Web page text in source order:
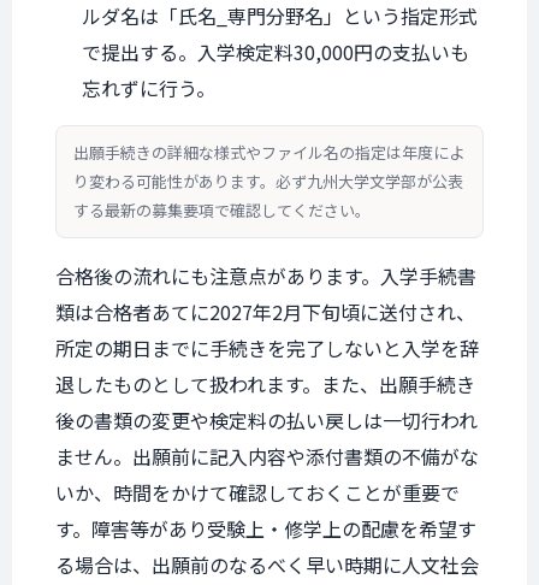
ルダ名は「氏名_専門分野名」という指定形式
で提出する。入学検定料30,000円の支払いも
忘れずに行う。
出願手続きの詳細な様式やファイル名の指定は年度によ
り変わる可能性があります。必ず九州大学文学部が公表
する最新の募集要項で確認してください。
合格後の流れにも注意点があります。入学手続書
類は合格者あてに2027年2月下旬頃に送付され、
所定の期日までに手続きを完了しないと入学を辞
退したものとして扱われます。また、出願手続き
後の書類の変更や検定料の払い戻しは一切行われ
ません。出願前に記入内容や添付書類の不備がな
いか、時間をかけて確認しておくことが重要で
す。障害等があり受験上・修学上の配慮を希望す
る場合は、出願前のなるべく早い時期に人文社会